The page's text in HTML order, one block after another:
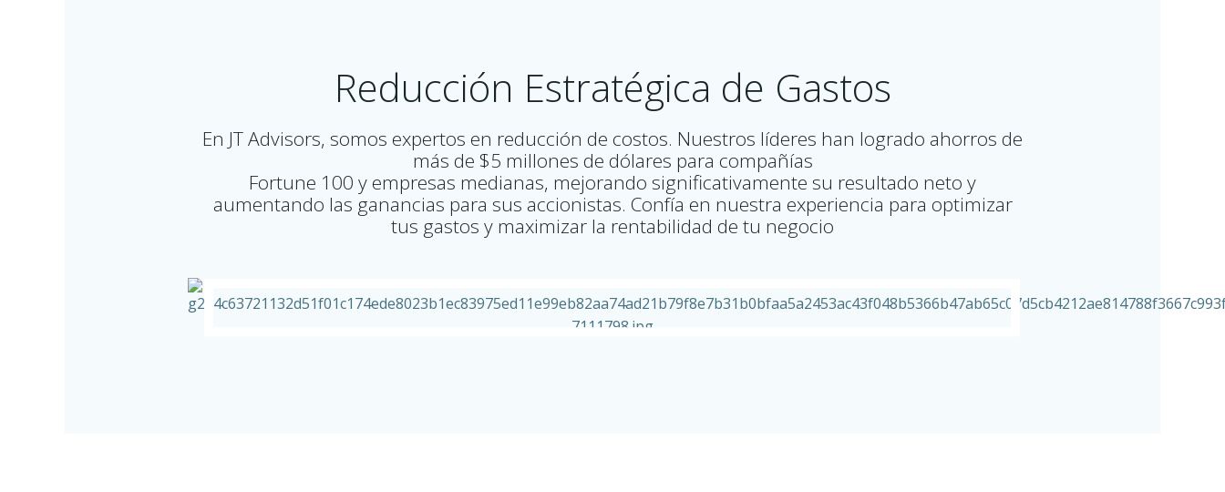
Reducción Estratégica de Gastos
En JT Advisors, somos expertos en reducción de costos. Nuestros líderes han logrado ahorros de
más de $5 millones de dólares para compañías
Fortune 100 y empresas medianas, mejorando significativamente su resultado neto y
aumentando las ganancias para sus accionistas. Confía en nuestra experiencia para optimizar
tus gastos y maximizar la rentabilidad de tu negocio